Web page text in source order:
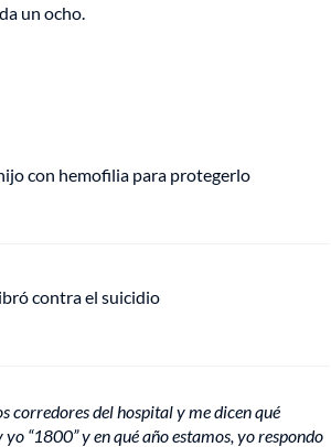
un ocho.
con hemofilia para protegerlo
contra el suicidio
corredores del hospital y me dicen qué
“1800” y en qué año estamos, yo respondo